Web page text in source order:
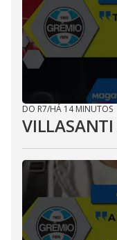
DO R7/HÁ 14 MINUTOS